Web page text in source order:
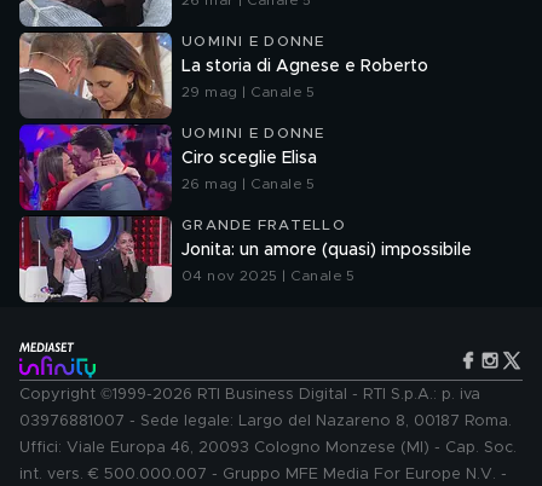
UOMINI E DONNE
La storia di Agnese e Roberto
29 mag | Canale 5
UOMINI E DONNE
Ciro sceglie Elisa
26 mag | Canale 5
GRANDE FRATELLO
Jonita: un amore (quasi) impossibile
04 nov 2025 | Canale 5
Copyright ©1999-2026 RTI Business Digital - RTI S.p.A.: p. iva
03976881007 - Sede legale: Largo del Nazareno 8, 00187 Roma.
Uffici: Viale Europa 46, 20093 Cologno Monzese (MI) - Cap. Soc.
int. vers. € 500.000.007 - Gruppo MFE Media For Europe N.V. -